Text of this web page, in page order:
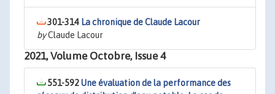
301-314 La chronique de Claude Lacour
byClaude Lacour
2021, Volume Octobre, Issue 4
551-592Une évaluation de la performance des